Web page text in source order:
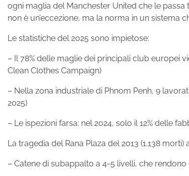
ogni maglia del Manchester United che le
non è un’eccezione, ma la norma in un
Le statistiche del 2025 sono impietose:
– Il 78% delle maglie dei principali club europei
Clean Clothes Campaign)
– Nella zona industriale di Phnom Penh, 9
2025)
– Le ispezioni farsa: nel 2024, solo il 12% delle
La tragedia del Rana Plaza del 2013 (1.138
– Catene di subappalto a 4-5 livelli, che